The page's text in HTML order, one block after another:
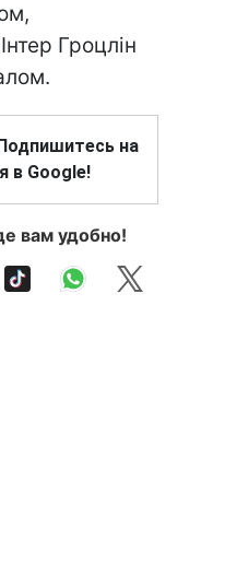
Гроцлін
на
в Google!
вам удобно!